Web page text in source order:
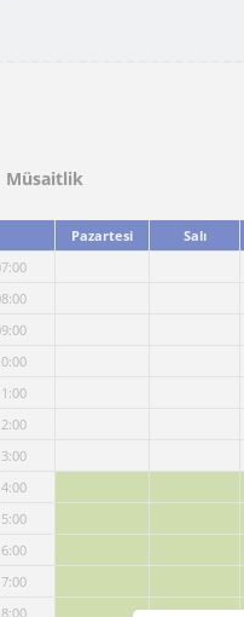
Müsaitlik
Pazartesi Salı